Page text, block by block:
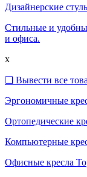
Дизайнерские
Стильные и
и офиса.
x
❑ Вывести все
Эргономичные
Ортопедические
Компьютерные
Офисные кресла